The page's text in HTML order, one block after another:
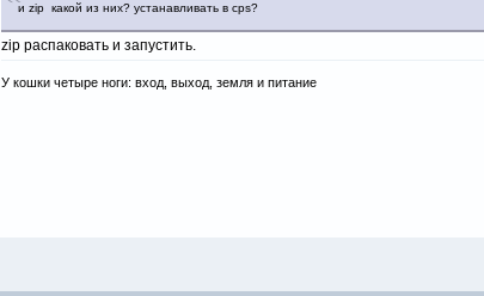
и zip какой из них? устанавливать в cps?
zip распаковать и запустить.
У кошки четыре ноги: вход, выход, земля и питание